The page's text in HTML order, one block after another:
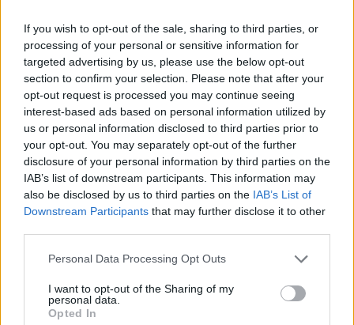
If you wish to opt-out of the sale, sharing to third parties, or
processing of your personal or sensitive information for
targeted advertising by us, please use the below opt-out
section to confirm your selection. Please note that after your
opt-out request is processed you may continue seeing
interest-based ads based on personal information utilized by
us or personal information disclosed to third parties prior to
your opt-out. You may separately opt-out of the further
disclosure of your personal information by third parties on the
IAB’s list of downstream participants. This information may
also be disclosed by us to third parties on the IAB’s List of
Downstream Participants that may further disclose it to other
Please note that this website/app uses one or more Google
not limited to your visit or usage behaviour. You may click to
grant or deny consent to Google and its third-party tags to
use your data for below specified purposes in below Google
Personal Data Processing Opt Outs
I want to opt-out of the Sharing of my
personal data.
Opted In
Kövess minket, és értesülj a friss hírekről a
Facebookon is!